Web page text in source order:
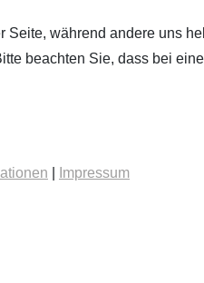
während andere uns
beachten Sie, dass bei
Impressum